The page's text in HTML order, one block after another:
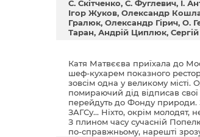
С. Скітченко С. Фуглевич І.
Ігор Жуков Олександр
Гралюк Олександр Гірич О.
Таран Андрій Циплюк
Катя Матвєєва приїхала до
шеф-кухарем показного
зовсім одна у великому місті.
помираючий дід відписав
перейдуть до Фонду природи.
ЗАГСу... Ніхто, окрім молодят,
З плином часу сучасній
по-справжньому, нарешті